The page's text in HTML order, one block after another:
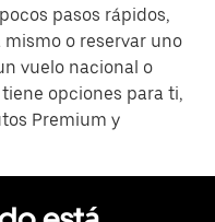
pasos rápidos,
o reservar uno
vuelo nacional o
opciones para ti,
Premium y